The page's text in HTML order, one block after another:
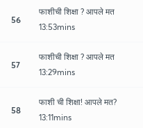
56
फाशीची शिक्षा ? आपले मत
13:53mins
57
फाशीची शिक्षा ? आपले मत
13:29mins
58
फाशी ची शिक्षा! आपले मत?
13:11mins